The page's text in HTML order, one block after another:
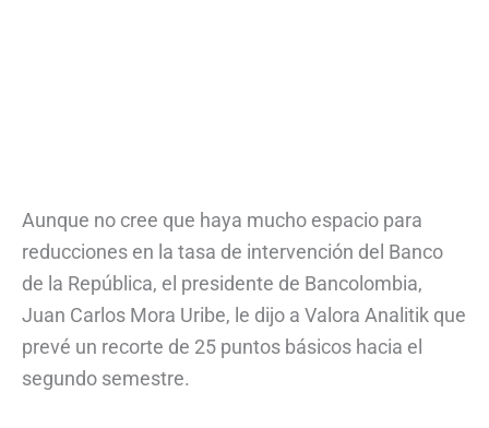
Aunque no cree que haya mucho espacio para
reducciones en la tasa de intervención del Banco
de la República, el presidente de Bancolombia,
Juan Carlos Mora Uribe, le dijo a Valora Analitik que
prevé un recorte de 25 puntos básicos hacia el
segundo semestre.